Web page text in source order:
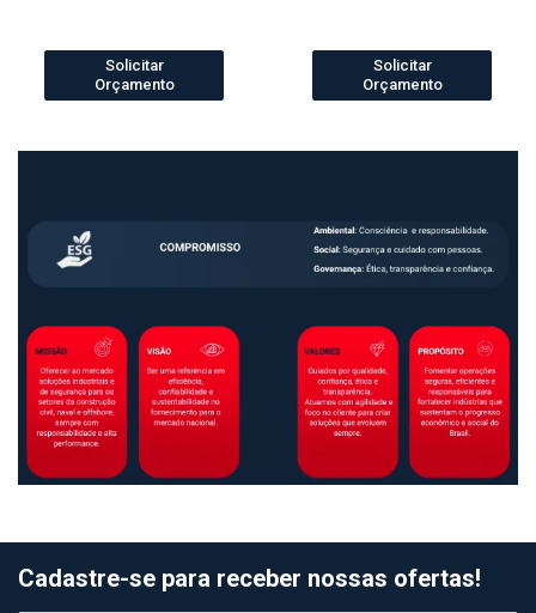
Solicitar
Orçamento
Solicitar
Orçamento
Cadastre-se para receber nossas ofertas!